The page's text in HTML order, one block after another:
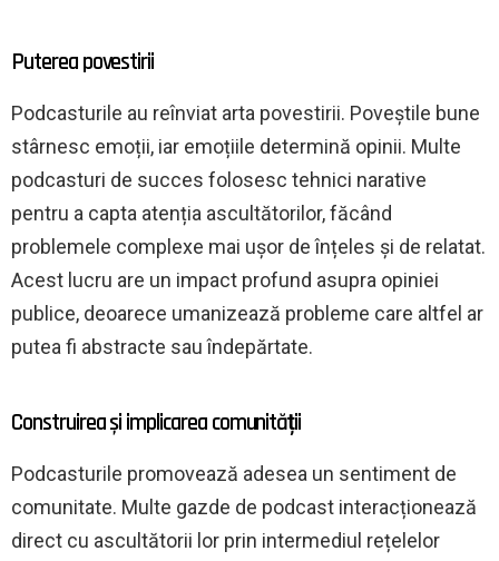
Puterea povestirii
Podcasturile au reînviat arta povestirii. Poveștile bune
stârnesc emoții, iar emoțiile determină opinii. Multe
podcasturi de succes folosesc tehnici narative
pentru a capta atenția ascultătorilor, făcând
problemele complexe mai ușor de înțeles și de relatat.
Acest lucru are un impact profund asupra opiniei
publice, deoarece umanizează probleme care altfel ar
putea fi abstracte sau îndepărtate.
Construirea și implicarea comunității
Podcasturile promovează adesea un sentiment de
comunitate. Multe gazde de podcast interacționează
direct cu ascultătorii lor prin intermediul rețelelor